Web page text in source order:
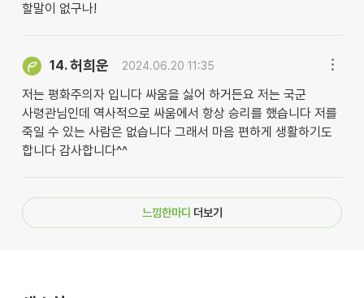
할말이 없구나!
14.허희운 2024.06.20 11:35
저는 평화주의자 입니다 싸움을 싫어 하거든요 저는 국군
사령관님인데 역사적으로 싸움에서 항상 승리를 했습니다 저를
죽일 수 있는 사람은 없습니다 그래서 마음 편하게 생활하기도
합니다 감사합니다^^
느낌한마디 더보기